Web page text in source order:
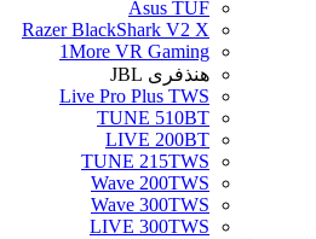
Asus TUF
Razer BlackShark V2 X
1More VR Gaming
هنذفری JBL
Live Pro Plus TWS
TUNE 510BT
LIVE 200BT
TUNE 215TWS
Wave 200TWS
Wave 300TWS
LIVE 300TWS